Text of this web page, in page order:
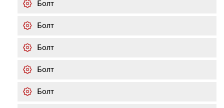
Болт
Болт
Болт
Болт
Болт